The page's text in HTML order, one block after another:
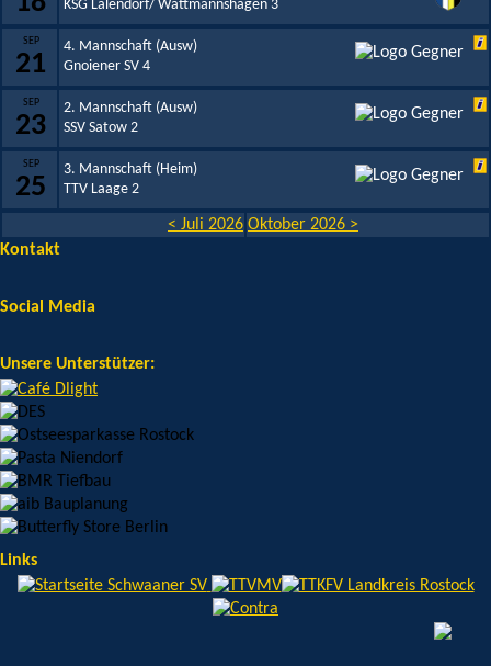
KSG Lalendorf/ Wattmannshagen 3
SEP
21
4. Mannschaft (Ausw)
Gnoiener SV 4
SEP
23
2. Mannschaft (Ausw)
SSV Satow 2
SEP
25
3. Mannschaft (Heim)
TTV Laage 2
< Juli 2026 Oktober 2026 >
Kontakt
Social Media
Unsere Unterstützer:
Links